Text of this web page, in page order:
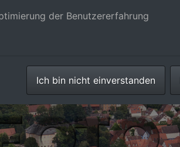
der Benutzererfahrung
Ich bin nicht einverstanden